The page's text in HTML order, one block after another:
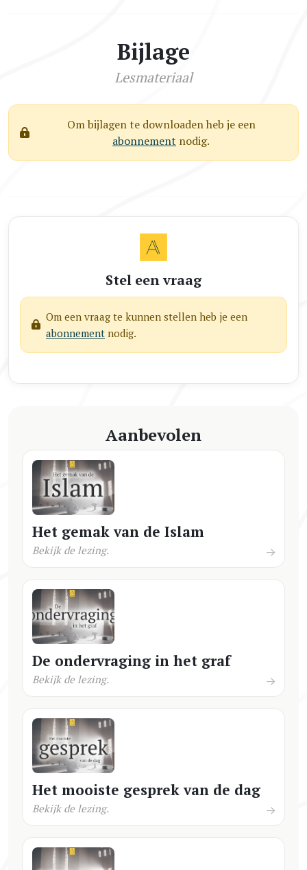
Bijlage
Lesmateriaal
Om bijlagen te downloaden heb je een
abonnement nodig.
Stel een vraag
Om een vraag te kunnen stellen heb je een
abonnement nodig.
Aanbevolen
Het gemak van de Islam
Bekijk de lezing.
De ondervraging in het graf
Bekijk de lezing.
Het mooiste gesprek van de dag
Bekijk de lezing.